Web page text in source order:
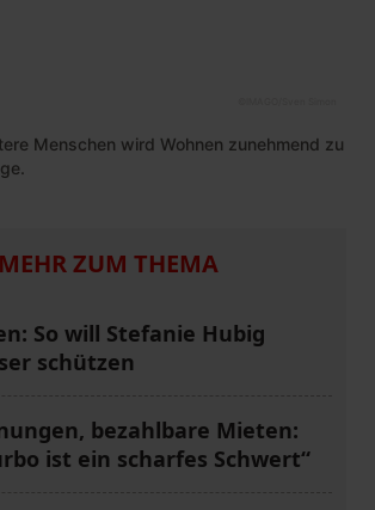
Menschen wird Wohnen zunehmend zu
MEHR ZUM THEMA
So will Stefanie Hubig
schützen
bezahlbare Mieten:
ist ein scharfes Schwert“